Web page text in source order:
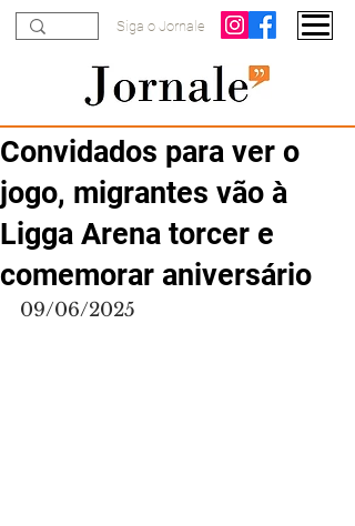
Siga o Jornale
Convidados para ver o
jogo, migrantes vão à
Ligga Arena torcer e
comemorar aniversário
09/06/2025